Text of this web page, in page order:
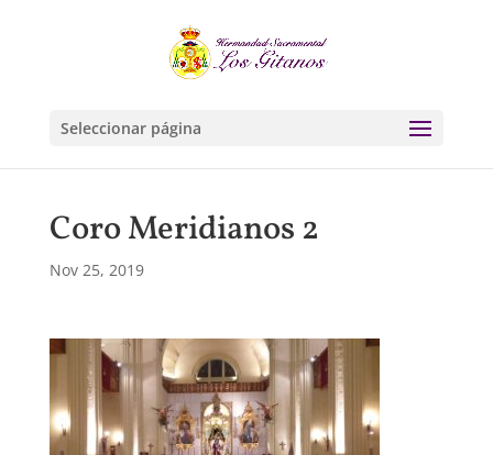
Seleccionar página
Coro Meridianos 2
Nov 25, 2019